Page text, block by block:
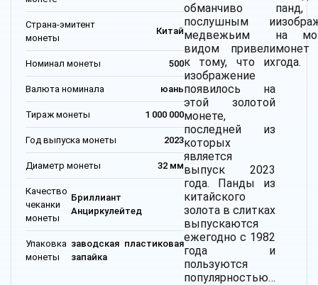
Страна-эмитент
монеты
Китай
Номинал монеты 500
Валюта номинала юань
Тираж монеты 1 000 000
Год выпуска монеты 2023
Диаметр монеты 32 мм
Качество
чеканки
монеты
Бриллиант
Анциркулейтед
Упаковка
монеты
заводская пластиковая
запайка
обманчиво
послушным и
медвежьим
видом привели
к тому, что их
изображение
появилось на
этой золотой
монете,
последней из
которых
является
выпуск 2023
года. Панды из
китайского
золота в слитках
выпускаются
ежегодно с 1982
года и
пользуются
популярностью…
панд,
на
монет
года.